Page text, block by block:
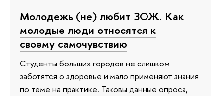
Молодежь (не) любит ЗОЖ. Как
молодые люди относятся к
своему самочувствию
Студенты больших городов не слишком
заботятся о здоровье и мало применяют знания
по теме на практике. Таковы данные опроса,